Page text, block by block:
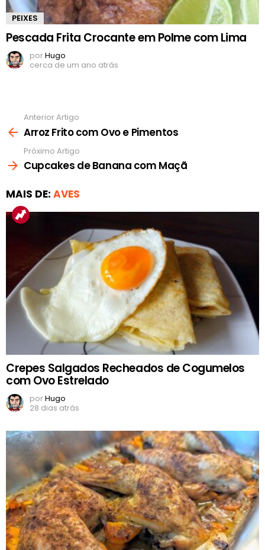
PEIXES
Pescada Frita Crocante em Polme com Lima
porHugo
cerca de um ano atrás
mais
Anterior Artigo
Arroz Frito com Ovo e Pimentos
Próximo Artigo
Cupcakes de Banana com Maçã
MAIS DE: AVES
Crepes Salgados Recheados de Cogumelos
com Ovo Estrelado
porHugo
28 dias atrás